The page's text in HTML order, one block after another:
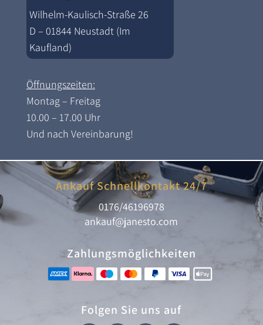
Wilhelm-Kaulisch-Straße 26
D – 01844 Neustadt (Im
Kaufland)
Öffnungszeiten:
Montag – Freitag
10.00 – 17.00 Uhr
Und nach Vereinbarung!
Ankauf Schnellkontakt 24/7
0176/46196978
ankauf@janesto.com
Zahlungsmöglichkeiten
Folgen Sie uns auf